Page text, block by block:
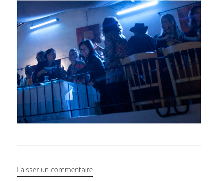
Laisser un commentaire